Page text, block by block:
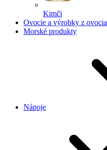
Kimči
Ovocie a výrobky z ovocia
Morské produkty
Nápoje